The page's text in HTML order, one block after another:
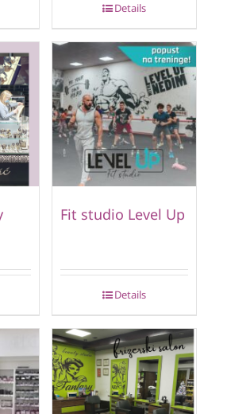
Details
Fit studio Level Up
Details